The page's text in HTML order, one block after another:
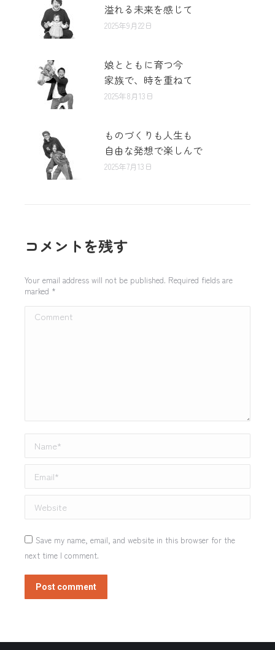
溢れる未来を感じて
2025年9月22日
娘とともに育つ今
家族で、時を重ねて
2025年8月13日
ものづくりも人生も
自由な発想で楽しんで
2025年7月13日
コメントを残す
Your email address will not be published. Required fields are
marked *
Comment
Name *
Email *
Website
Save my name, email, and website in this browser for the
next time I comment.
Post comment